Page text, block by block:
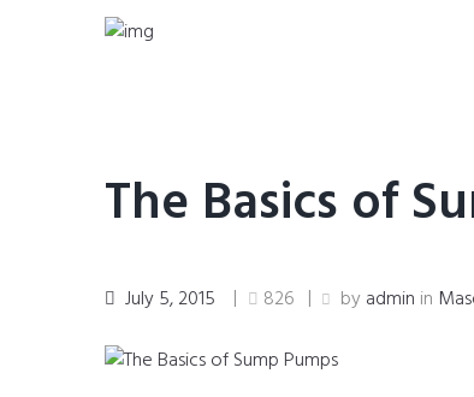
The Basics of
July 5, 2015 826 byadmin in